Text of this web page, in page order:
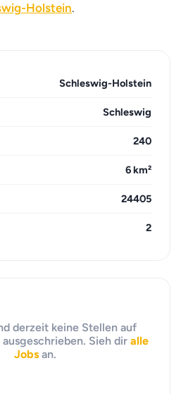
Holstein.
Schleswig-Holstein
Schleswig
240
6 km²
24405
2
derzeit keine Stellen auf
Sieh dir alle
Jobs an.